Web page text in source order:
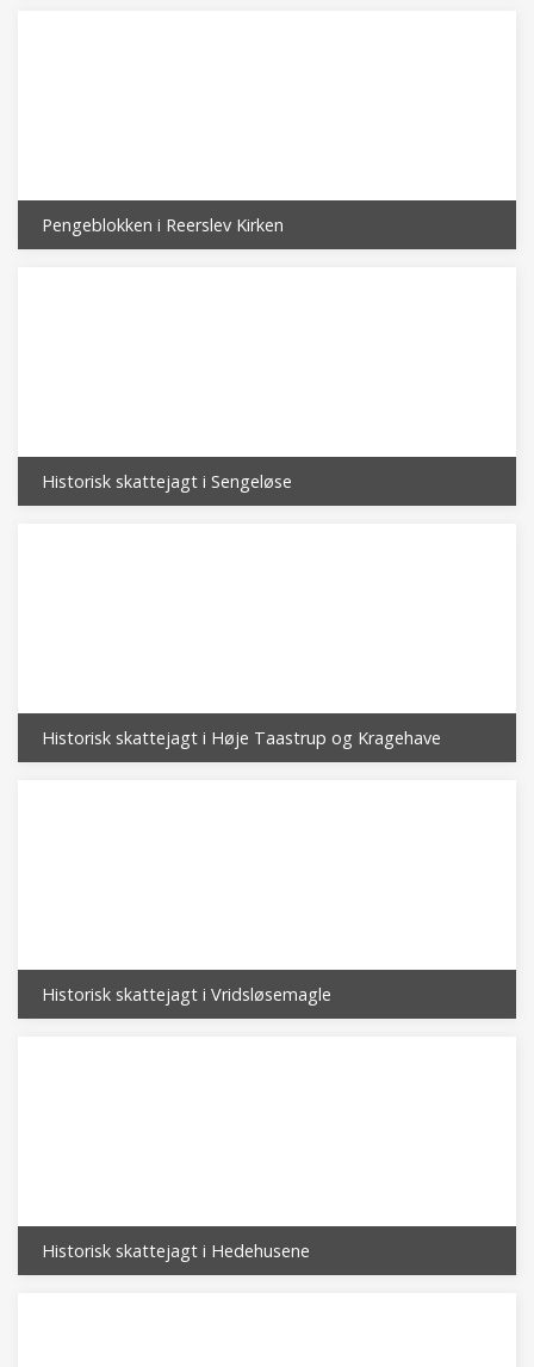
Pengeblokken i Reerslev Kirken
Historisk skattejagt i Sengeløse
Historisk skattejagt i Høje Taastrup og Kragehave
Historisk skattejagt i Vridsløsemagle
Historisk skattejagt i Hedehusene